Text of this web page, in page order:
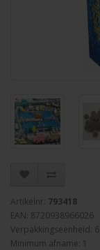
Artikelnr: 793418
EAN: 8720938966026
Verpakkingseenheid: 6
Minimum afname: 1